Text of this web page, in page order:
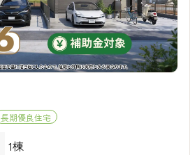
長期優良住宅
1棟